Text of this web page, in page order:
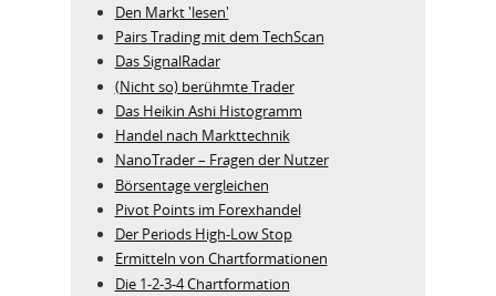
Den Markt 'lesen'
Pairs Trading mit dem TechScan
Das SignalRadar
(Nicht so) berühmte Trader
Das Heikin Ashi Histogramm
Handel nach Markttechnik
NanoTrader – Fragen der Nutzer
Börsentage vergleichen
Pivot Points im Forexhandel
Der Periods High-Low Stop
Ermitteln von Chartformationen
Die 1-2-3-4 Chartformation